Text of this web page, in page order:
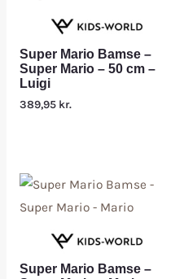
Super Mario Bamse –
Super Mario – 50 cm –
Luigi
389,95 kr.
Super Mario Bamse –